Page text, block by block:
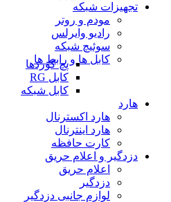
تجهیزات شبکه
مودم و روتر
رادیو وایرلس
سوئیچ شبکه
کابل ها و رابط ها
پچ کوردها
کابل RG
کابل شبکه
هارد
هارد اکسترنال
هارد اینترنال
کارت حافظه
دزدگیر و اعلام حریق
اعلام حریق
دزدگیر
لوازم جانبی دزدگیر